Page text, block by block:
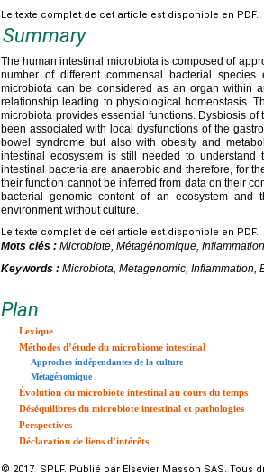
Le texte complet de cet article est disponible en PDF.
Summary
The human intestinal microbiota is composed of
number of different commensal bacterial
microbiota can be considered as an organ within
relationship leading to physiological homeostasis.
microbiota provides essential functions. Dysbiosis
been associated with local dysfunctions of the
bowel syndrome but also with obesity and
intestinal ecosystem is still needed to
intestinal bacteria are anaerobic and therefore, for
their function cannot be inferred from data on their
bacterial genomic content of an ecosystem and
environment without culture.
Le texte complet de cet article est disponible en PDF.
Mots clés : Microbiote, Métagénomique,
Keywords : Microbiota, Metagenomic, Inflammation,
Plan
Lexique
Méthodes d’étude du microbiome intestinal
Approches indépendantes de la culture
Métagénomique
Évolution du microbiote intestinal au cours du temps
Déséquilibres du microbiote intestinal et pathologies
Perspectives
Déclaration de liens d’intérêts
© 2017 SPLF. Publié par Elsevier Masson SAS. Tous